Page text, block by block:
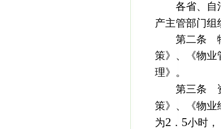
各省、自治
产主管部门组
第二条 物
策》、《物业
理》。
第三条 资
策》、《物业
为2 ． 5小时